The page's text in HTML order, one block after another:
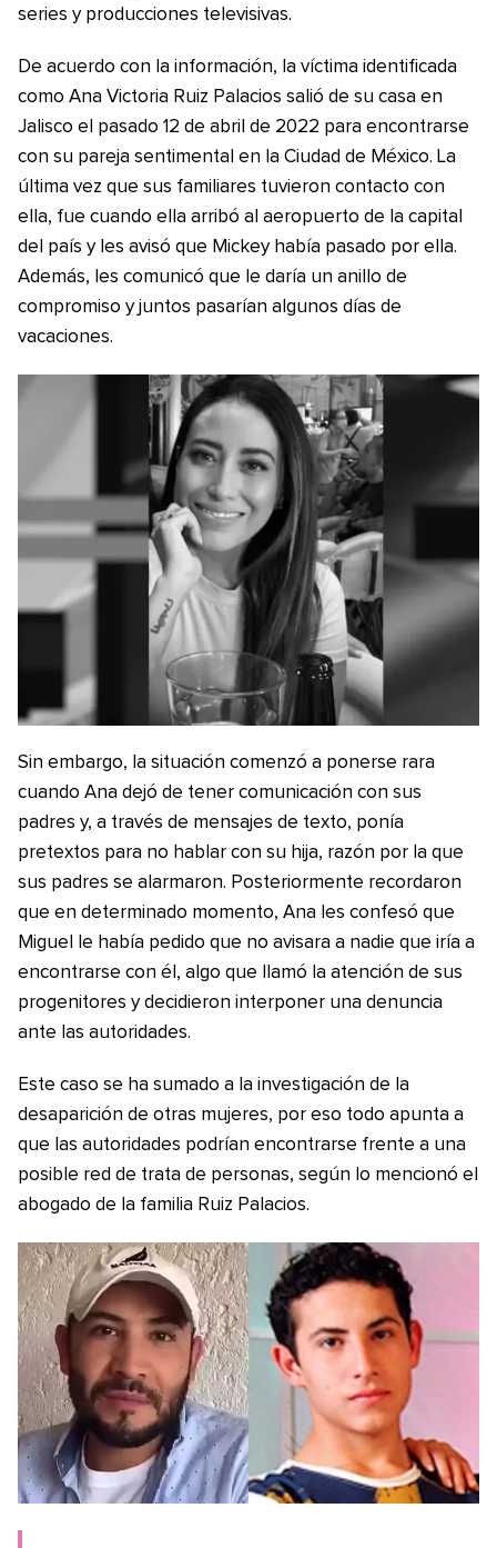
series y producciones televisivas.
De acuerdo con la información, la víctima identificada
como Ana Victoria Ruiz Palacios salió de su casa en
Jalisco el pasado 12 de abril de 2022 para encontrarse
con su pareja sentimental en la Ciudad de México. La
última vez que sus familiares tuvieron contacto con
ella, fue cuando ella arribó al aeropuerto de la capital
del país y les avisó que Mickey había pasado por ella.
Además, les comunicó que le daría un anillo de
compromiso y juntos pasarían algunos días de
vacaciones.
Sin embargo, la situación comenzó a ponerse rara
cuando Ana dejó de tener comunicación con sus
padres y, a través de mensajes de texto, ponía
pretextos para no hablar con su hija, razón por la que
sus padres se alarmaron. Posteriormente recordaron
que en determinado momento, Ana les confesó que
Miguel le había pedido que no avisara a nadie que iría a
encontrarse con él, algo que llamó la atención de sus
progenitores y decidieron interponer una denuncia
ante las autoridades.
Este caso se ha sumado a la investigación de la
desaparición de otras mujeres, por eso todo apunta a
que las autoridades podrían encontrarse frente a una
posible red de trata de personas, según lo mencionó el
abogado de la familia Ruiz Palacios.